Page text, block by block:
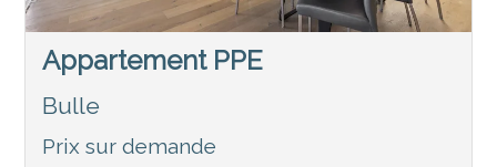
Appartement PPE
Bulle
Prix sur demande